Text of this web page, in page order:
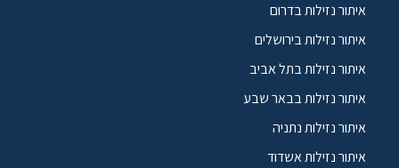
איתור נזילות בדרום
איתור נזילות בירושלים
איתור נזילות בתל אביב
איתור נזילות בבאר שבע
איתור נזילות נתניה
איתור נזילות אשדוד